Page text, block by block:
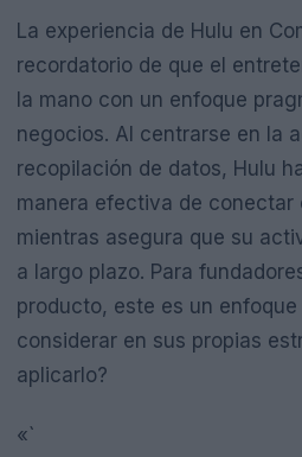
La experiencia de Hulu en
recordatorio de que el
la mano con un enfoque
negocios. Al centrarse en la
recopilación de datos, Hulu
manera efectiva de conectar
mientras asegura que su
a largo plazo. Para
producto, este es un
considerar en sus propias
aplicarlo?
«`